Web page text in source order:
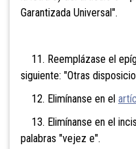
Garantizada Universal".
11. Reemplázase el
siguiente: "Otras
12. Elimínanse en el
13. Elimínanse en el
palabras "vejez e".